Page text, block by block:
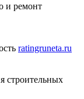
и ремонт
ratingruneta.ru
строительных